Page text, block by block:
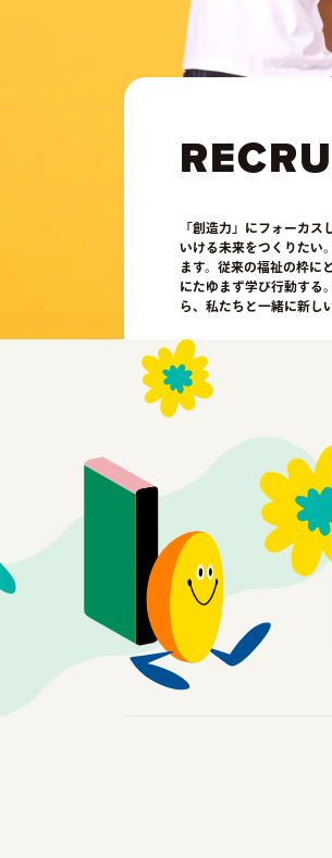
「創造力」にフォーカ
いける未来をつくりたい
ます。従来の福祉の枠に
にたゆまず学び行動する
ら、私たちと一緒に新し